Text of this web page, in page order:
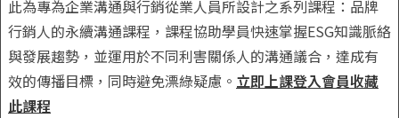
此為專為企業溝通與行銷從業人員所設計之系列課程：品牌
行銷人的永續溝通課程，課程協助學員快速掌握ESG知識脈絡
與發展趨勢，並運用於不同利害關係人的溝通議合，達成有
效的傳播目標，同時避免漂綠疑慮。 立即上課登入會員收藏
此課程